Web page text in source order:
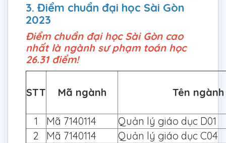
3. Điểm chuẩn đại học Sài Gòn
2023
Điểm chuẩn đại học Sài Gòn cao
nhất là ngành sư phạm toán học
26.31 điểm!
STT Mã ngành Tên ngành
1 Mã 7140114
Quản lý giáo dục D01
2
Mã 7140114
Quản lý giáo dục C04